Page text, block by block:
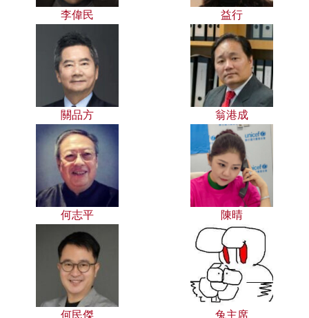
李偉民 益行
關品方 翁港成
何志平 陳晴
何民傑 兔主席